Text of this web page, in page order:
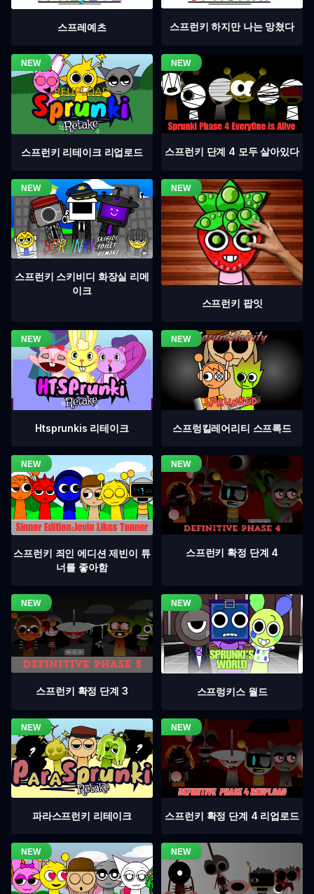
스프레예츠 스프런키 하지만 나는 망쳤다
스프런키 리테이크 리업로드 스프런키 단계 4 모두 살아있다
스프런키 스키비디 화장실 리메
이크
스프런키 팝잇
Htsprunkis 리테이크 스프렁킬레어리티 스프록드
스프런키 죄인 에디션 제빈이 튜
너를 좋아함
스프런키 확정 단계 4
스프런키 확정 단계 3 스프렁키스 월드
파라스프런키 리테이크 스프런키 확정 단계 4 리업로드